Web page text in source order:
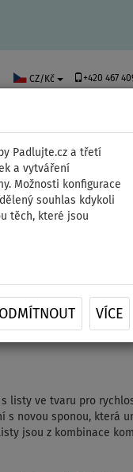
Padlujte.cz a třetí
a vytváření
Možnosti konfigurace
souhlas kdykoli
těch, které jsou
ODMÍTNOUT VÍCE
CZ/Kč +420 467
PŘÍSLUŠENSTVÍ
KP-4
listy ve tvaru pro
s novou sponou, která
jsou z kombinace